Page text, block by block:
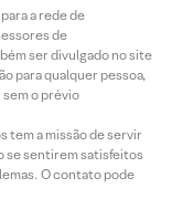
a rede de
de
ser divulgado no site
para qualquer pessoa,
o prévio
tem a missão de servir
se sentirem satisfeitos
O contato pode